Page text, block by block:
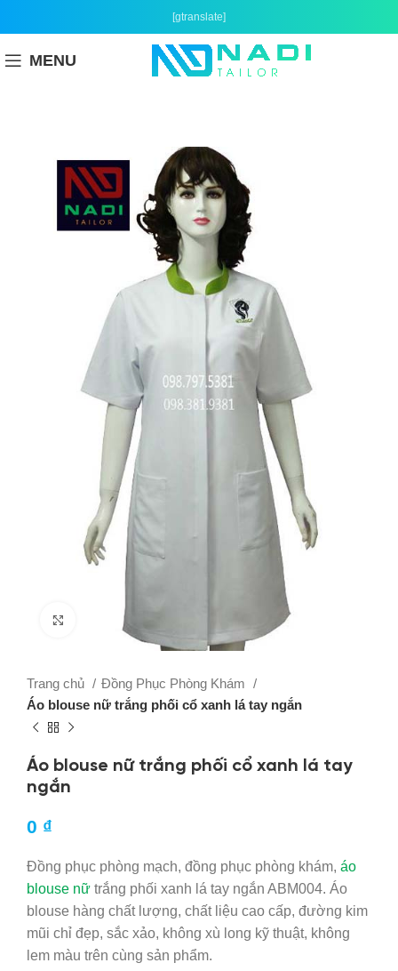
[gtranslate]
MENU
Click to enlarge
Trang chủ
Đồng Phục Phòng Khám
Áo blouse nữ trắng phối cổ xanh lá tay ngắn
Áo blouse nữ trắng phối cổ xanh lá tay
ngắn
0 ₫
Đồng phục phòng mạch, đồng phục phòng khám, áo
blouse nữ trắng phối xanh lá tay ngắn ABM004. Áo
blouse hàng chất lượng, chất liệu cao cấp, đường kim
mũi chỉ đẹp, sắc xảo, không xù long kỹ thuật, không
lem màu trên cùng sản phẩm.